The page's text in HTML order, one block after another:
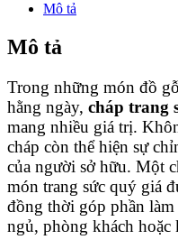
Mô tả
Mô tả
Trong những món đồ
hằng ngày, cháp trang
mang nhiều giá trị.
cháp còn thể hiện sự
của người sở hữu. Một
món trang sức quý giá
đồng thời góp phần
ngủ, phòng khách